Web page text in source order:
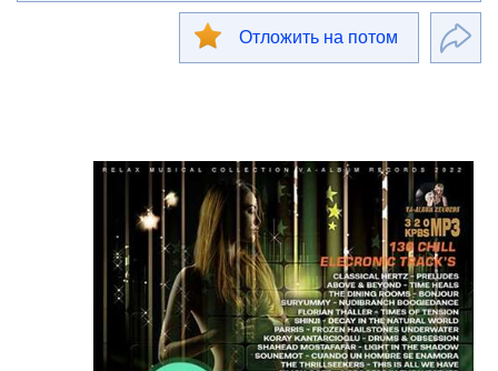
Отложить на потом